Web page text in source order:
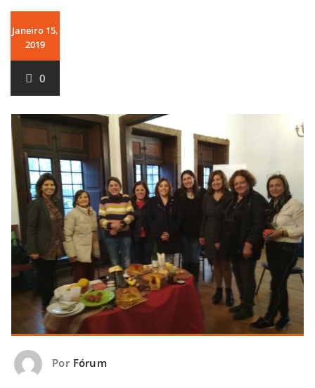
Janeiro 15,
2019
0
Por Fórum